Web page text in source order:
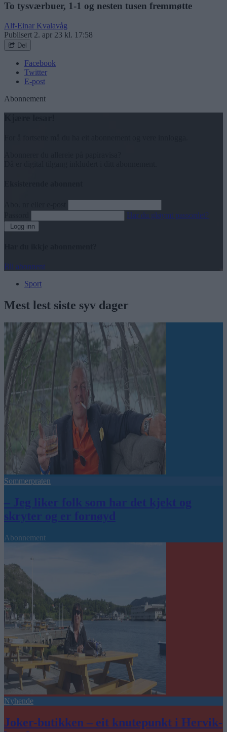
To tysværbuer, 1-1 og nesten tusen fremmøtte
Alf-Einar Kvalavåg
Publisert 2. apr 23 kl. 17:58
Del
Facebook
Twitter
E-post
Abonnement
Har du gløymt passordet?
Logg inn
Bli abonnent
Sport
Mest lest siste syv dager
Sommerpraten
– Jeg liker folk som har det kjekt og
skryter og er fornøyd
Abonnement
Nyhende
Joker-butikken – eit knutepunkt i Hervik-